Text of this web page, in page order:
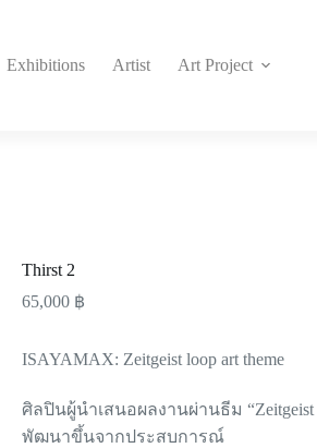
Exhibitions Artist Art Project
Thirst 2
65,000 ฿
ISAYAMAX: Zeitgeist loop art theme
ศิลปินผู้นำเสนอผลงานผ่านธีม
พัฒนาขึ้นจากประสบการณ์